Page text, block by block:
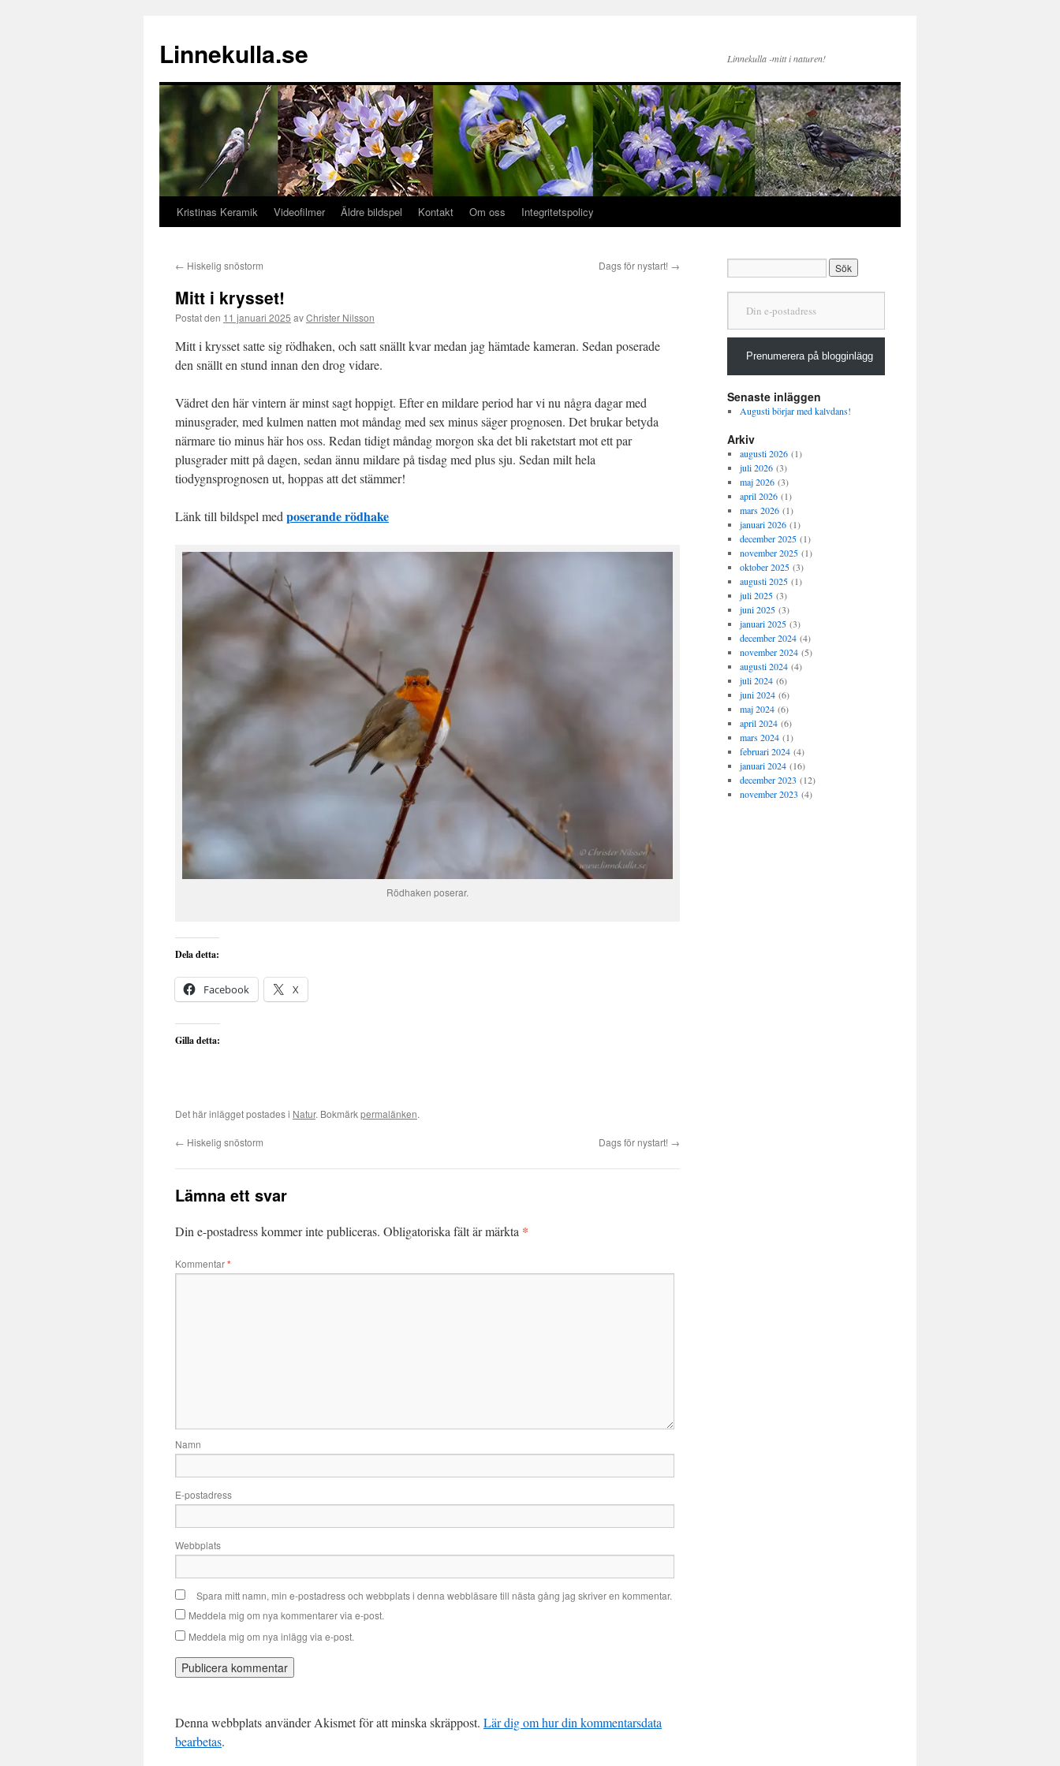
innehåll
Linnekulla.se Linnekulla -mitt i naturen!
Kristinas Keramik Videofilmer Äldre bildspel Kontakt Om oss Integritetspolicy
← Hiskelig snöstorm Dags för nystart! →
Mitt i krysset!
Postat den 11 januari 2025 avChrister Nilsson
Mitt i krysset satte sig rödhaken, och satt snällt kvar medan jag hämtade kameran. Sedan poserade
den snällt en stund innan den drog vidare.
Vädret den här vintern är minst sagt hoppigt. Efter en mildare period har vi nu några dagar med
minusgrader, med kulmen natten mot måndag med sex minus säger prognosen. Det brukar betyda
närmare tio minus här hos oss. Redan tidigt måndag morgon ska det bli raketstart mot ett par
plusgrader mitt på dagen, sedan ännu mildare på tisdag med plus sju. Sedan milt hela
tiodygnsprognosen ut, hoppas att det stämmer!
Länk till bildspel med poserande rödhake
Rödhaken poserar.
Dela detta:
Facebook X
Gilla detta:
Det här inlägget postades i Natur. Bokmärkpermalänken.
← Hiskelig snöstorm Dags för nystart! →
Lämna ett svar
Din e-postadress kommer inte publiceras. Obligatoriska fält är märkta *
Kommentar*
Namn
E-postadress
Webbplats
Spara mitt namn, min e-postadress och webbplats i denna webbläsare till nästa gång jag skriver en kommentar.
Meddela mig om nya kommentarer via e-post.
Meddela mig om nya inlägg via e-post.
Denna webbplats använder Akismet för att minska skräppost. Lär dig om hur din kommentarsdata
bearbetas.
Din e-postadress
Prenumerera på blogginlägg
Senaste inläggen
Augusti börjar med kalvdans!
Arkiv
augusti 2026(1)
juli 2026(3)
maj 2026(3)
april 2026(1)
mars 2026(1)
januari 2026(1)
december 2025(1)
november 2025(1)
oktober 2025(3)
augusti 2025(1)
juli 2025(3)
juni 2025(3)
januari 2025(3)
december 2024(4)
november 2024(5)
augusti 2024(4)
juli 2024(6)
juni 2024(6)
maj 2024(6)
april 2024(6)
mars 2024(1)
februari 2024(4)
januari 2024(16)
december 2023 (12)
november 2023 (4)